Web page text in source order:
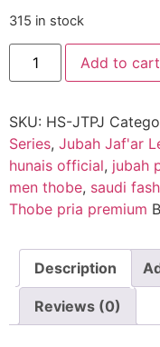
315 in stock
Add to cart
SKU: HS-JTPJ
Series, Jubah Jaf'ar
hunais official, jubah
men thobe, saudi
Thobe pria premium
Description
Reviews (0)